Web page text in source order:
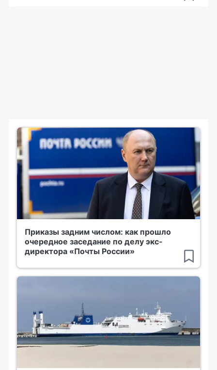
Приказы задним числом: как прошло
очередное заседание по делу экс-
директора «Почты России»